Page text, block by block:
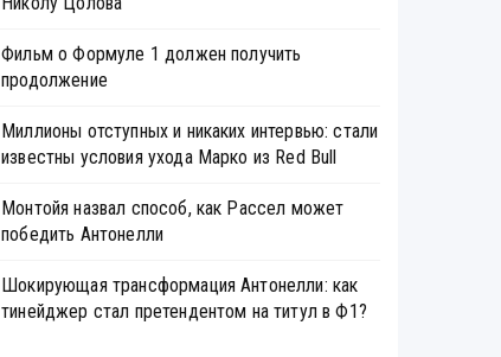
Фильм о Формуле 1 должен получить
продолжение
Миллионы отступных и никаких интервью: стали
известны условия ухода Марко из Red Bull
Монтойя назвал способ, как Рассел может
победить Антонелли
Шокирующая трансформация Антонелли: как
тинейджер стал претендентом на титул в Ф1?